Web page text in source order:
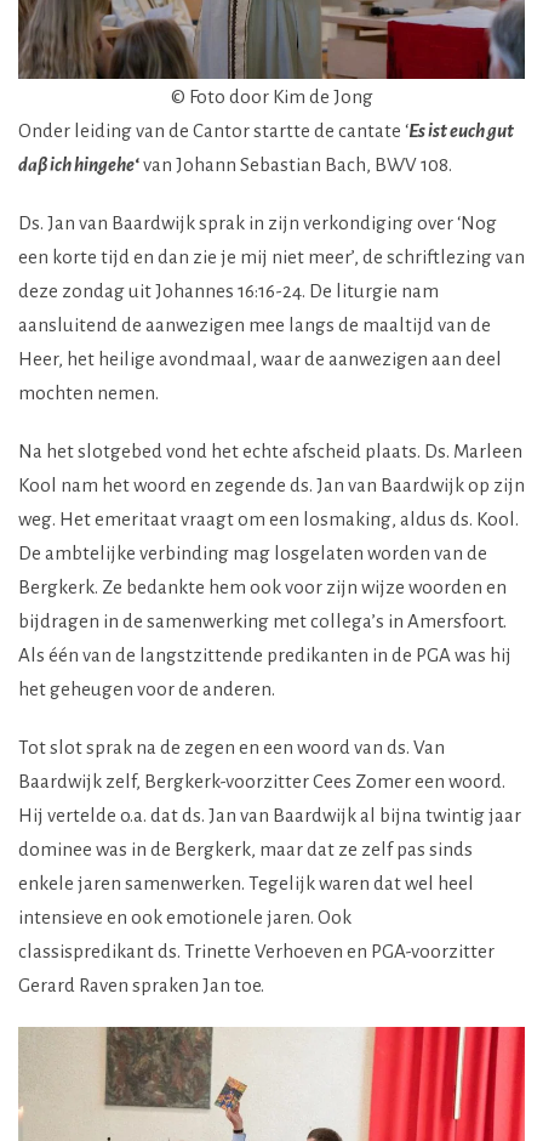
© Foto door Kim de Jong
Onder leiding van de Cantor startte de cantate ‘Es ist euch gut
daβich hingehe‘van Johann Sebastian Bach, BWV 108.
Ds. Jan van Baardwijk sprak in zijn verkondiging over ‘Nog
een korte tijd en dan zie je mij niet meer’, de schriftlezing van
deze zondag uit Johannes 16:16-24. De liturgie nam
aansluitend de aanwezigen mee langs de maaltijd van de
Heer, het heilige avondmaal, waar de aanwezigen aan deel
mochten nemen.
Na het slotgebed vond het echte afscheid plaats. Ds. Marleen
Kool nam het woord en zegende ds. Jan van Baardwijk op zijn
weg. Het emeritaat vraagt om een losmaking, aldus ds. Kool.
De ambtelijke verbinding mag losgelaten worden van de
Bergkerk. Ze bedankte hem ook voor zijn wijze woorden en
bijdragen in de samenwerking met collega’s in Amersfoort.
Als één van de langstzittende predikanten in de PGA was hij
het geheugen voor de anderen.
Tot slot sprak na de zegen en een woord van ds. Van
Baardwijk zelf, Bergkerk-voorzitter Cees Zomer een woord.
Hij vertelde o.a. dat ds. Jan van Baardwijk al bijna twintig jaar
dominee was in de Bergkerk, maar dat ze zelf pas sinds
enkele jaren samenwerken. Tegelijk waren dat wel heel
intensieve en ook emotionele jaren. Ook
classispredikant ds. Trinette Verhoeven en PGA-voorzitter
Gerard Raven spraken Jan toe.